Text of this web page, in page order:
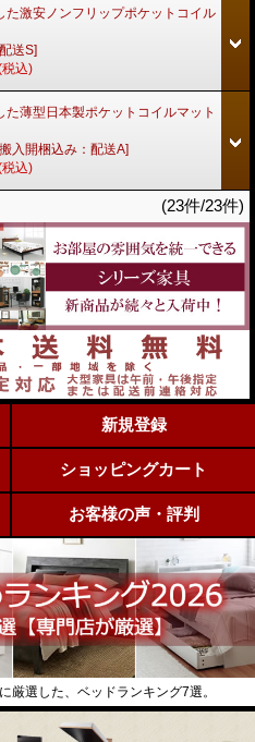
た激安ノンフリップポケットコイル
送S]
税込)
た薄型日本製ポケットコイルマット
入開梱込み：配送A]
税込)
(23件/23件)
新規登録
ショッピングカート
お客様の声・評判
厳選した、ベッドランキング7選。